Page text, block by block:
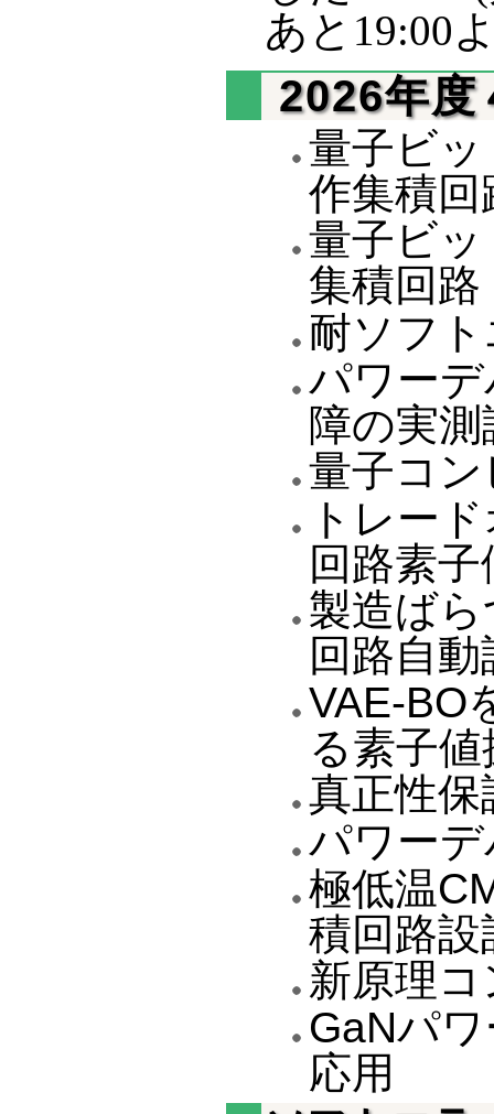
あと19:00
2026年度
量子ビ
作集積回
量子ビ
集積回路
耐ソフ
パワー
障の実測
量子コ
トレー
回路素
製造ば
回路自
VAE-BO
る素子値
真正性保
パワー
極低温
積回路設
新原理
GaNパ
応用